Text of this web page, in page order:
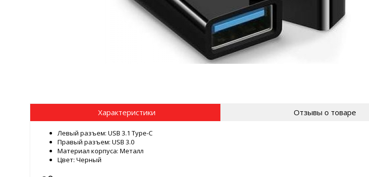
Характеристики Отзывы о товаре
Левый разъем: USB 3.1 Type-С
Правый разъем: USB 3.0
Материал корпуса: Металл
Цвет: Черный